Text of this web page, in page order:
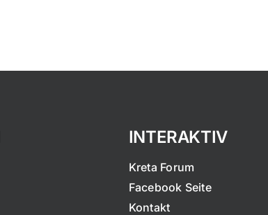
INTERAKTIV
Kreta Forum
Facebook Seite
Kontakt